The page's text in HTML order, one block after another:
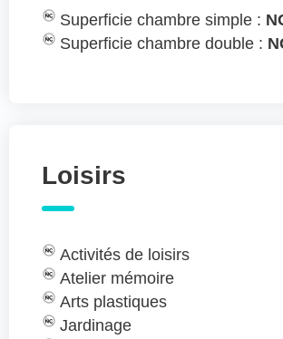
Superficie chambre simple :
Superficie chambre double :
Loisirs
Activités de loisirs
Atelier mémoire
Arts plastiques
Jardinage